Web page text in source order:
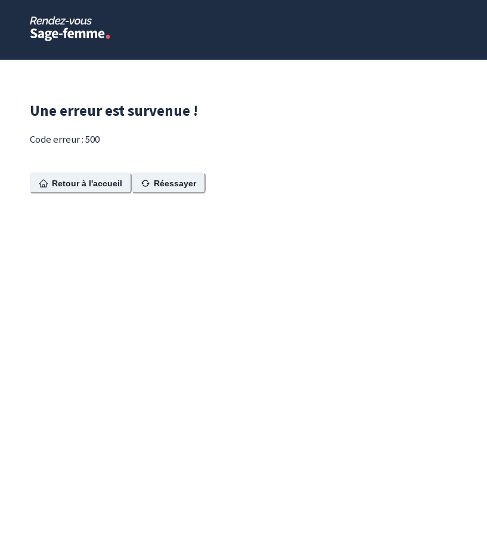
Une erreur est survenue !
Code erreur : 500
Retour à l'accueil Réessayer